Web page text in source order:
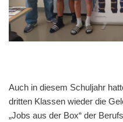
Auch in diesem Schuljahr
dritten Klassen wieder die
„Jobs aus der Box“ der